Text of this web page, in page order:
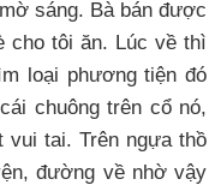
sáng. Bà bán được
cho tôi ăn. Lúc về thì
loại phương tiện đó
chuông trên cổ nó,
vui tai. Trên ngựa thồ
đường về nhờ vậy